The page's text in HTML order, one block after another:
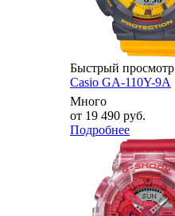
Быстрый просмотр
Casio GA-110Y-9A
Много
от 19 490 руб.
Подробнее